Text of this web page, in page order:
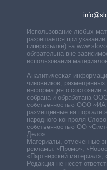
Использование любых
разрешается при
гиперссылки) на
обязательна вне
использования материалов.
Аналитическая
чиновников, размещенных
информация о состоянии
собрана и обработана
собственностью ООО «ИА
размещенные на портале
народного контроля
собственностью ОО
Дело».
Материалы, отмеченные
рекламы: «Промо»,
«Партнерский материал»,
Редакция не несет